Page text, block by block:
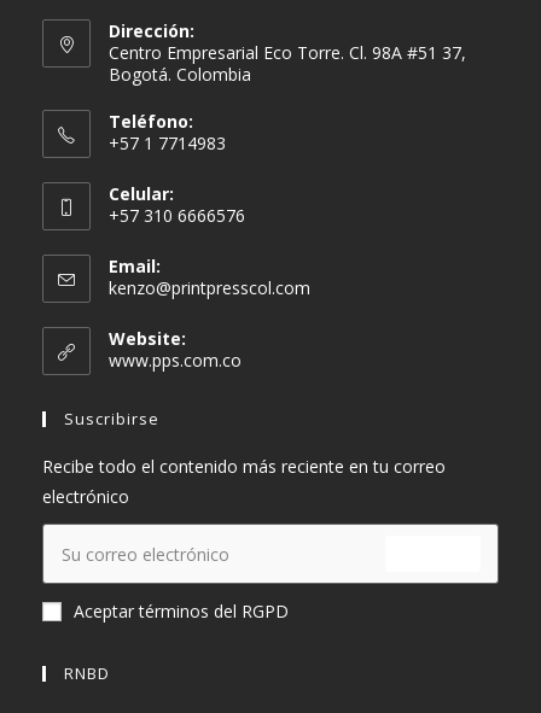
Dirección:
Centro Empresarial Eco Torre. Cl. 98A #51 37,
Bogotá. Colombia
Teléfono:
+57 1 7714983
Celular:
+57 310 6666576
Email:
kenzo@printpresscol.com
Website:
www.pps.com.co
Suscribirse
Recibe todo el contenido más reciente en tu correo
electrónico
Aceptar términos del RGPD
RNBD